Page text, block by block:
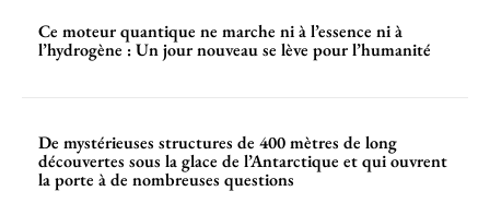
Ce moteur quantique ne marche ni à l’essence ni à
l’hydrogène : Un jour nouveau se lève pour l’humanité
De mystérieuses structures de 400 mètres de long
découvertes sous la glace de l’Antarctique et qui ouvrent
la porte à de nombreuses questions